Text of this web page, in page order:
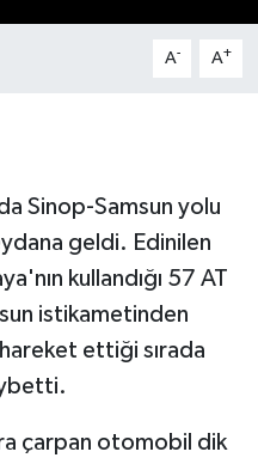
A- A+
Sinop-Samsun yolu
geldi. Edinilen
kullandığı 57 AT
istikametinden
ettiği sırada
çarpan otomobil dik